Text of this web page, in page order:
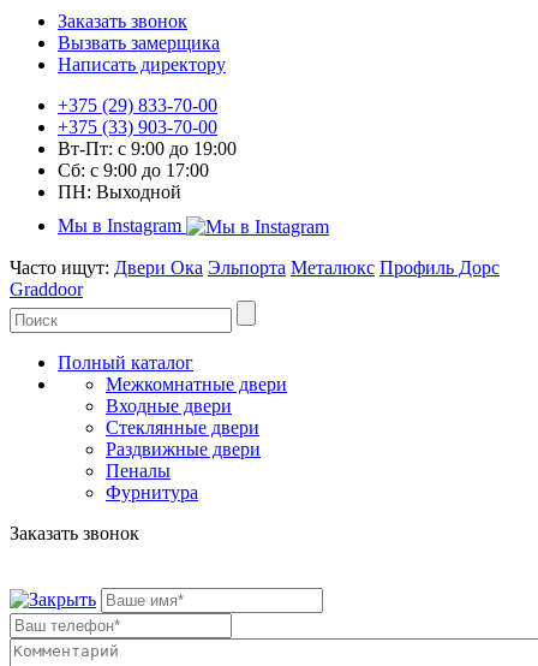
Заказать звонок
Вызвать замерщика
Написать директору
+375 (29) 833-70-00
+375 (33) 903-70-00
Вт-Пт: с 9:00 до 19:00
Сб: с 9:00 до 17:00
ПН: Выходной
Мы в Instagram
Часто ищут: Двери Ока Эльпорта Металюкс Профиль Дорс
Graddoor
Полный каталог
Межкомнатные двери
Входные двери
Стеклянные двери
Раздвижные двери
Пеналы
Фурнитура
Заказать звонок